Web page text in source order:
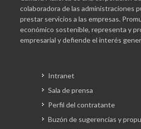
colaboradora de las administraciones
prestar servicios a las empresas.
económico sostenible, representa y
empresarial y defiende el interés
Intranet
Sala de prensa
Perfil del contratante
Buzón de sugerencias y